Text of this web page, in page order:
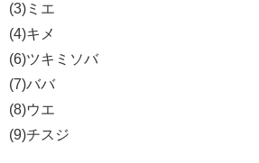
(3)ミエ
(4)キメ
(6)ツキミソバ
(7)ババ
(8)ウエ
(9)チスジ